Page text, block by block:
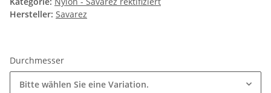
Hersteller: Savarez
Durchmesser
Bitte wählen Sie eine Variation.